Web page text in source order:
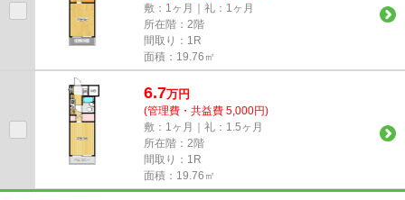
敷：1ヶ月｜礼：1ヶ月
所在階：2階
間取り：1R
面積：19.76㎡
6.7万円
(管理費・共益費 5,000円)
敷：1ヶ月｜礼：1.5ヶ月
所在階：2階
間取り：1R
面積：19.76㎡